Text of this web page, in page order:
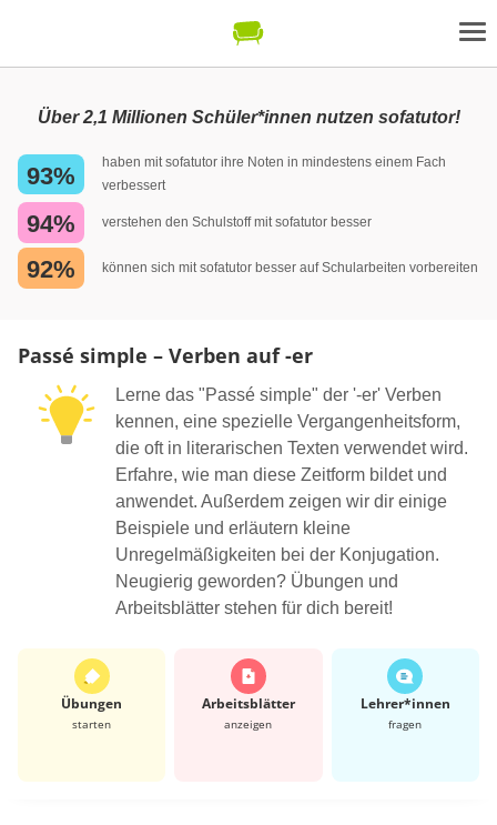
Über 2,1 Millionen Schüler*innen nutzen sofatutor!
93%
haben mit sofatutor ihre Noten in mindestens einem Fach
verbessert
94% verstehen den Schulstoff mit sofatutor besser
92% können sich mit sofatutor besser auf Schularbeiten vorbereiten
Passé simple – Verben auf -er
Lerne das "Passé simple" der '-er' Verben
kennen, eine spezielle Vergangenheitsform,
die oft in literarischen Texten verwendet wird.
Erfahre, wie man diese Zeitform bildet und
anwendet. Außerdem zeigen wir dir einige
Beispiele und erläutern kleine
Unregelmäßigkeiten bei der Konjugation.
Neugierig geworden? Übungen und
Arbeitsblätter stehen für dich bereit!
Übungen
starten
Arbeits­blätter
anzeigen
Lehrer*​innen
fragen